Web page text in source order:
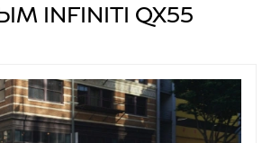
INFINITI QX55